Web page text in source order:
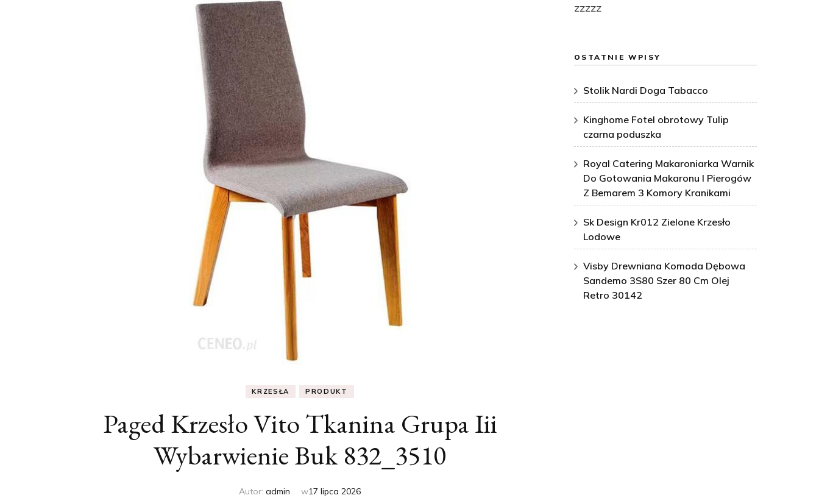
KRZESŁA PRODUKT
Paged Krzesło Vito Tkanina Grupa Iii
Wybarwienie Buk 832_3510
Autor: admin w17 lipca 2026
zzzzz
OSTATNIE WPISY
Stolik Nardi Doga Tabacco
Kinghome Fotel obrotowy Tulip
czarna poduszka
Royal Catering Makaroniarka Warnik
Do Gotowania Makaronu I Pierogów
Z Bemarem 3 Komory Kranikami
Sk Design Kr012 Zielone Krzesło
Lodowe
Visby Drewniana Komoda Dębowa
Sandemo 3S80 Szer 80 Cm Olej
Retro 30142